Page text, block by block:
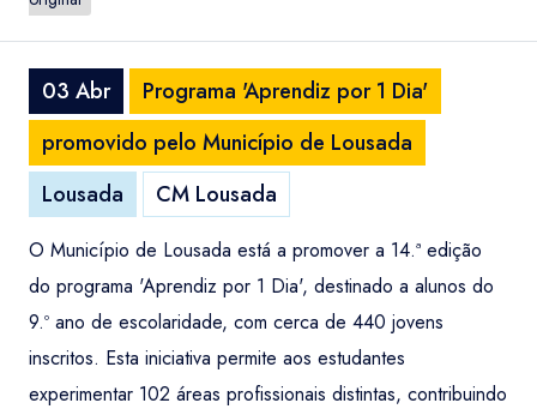
03 Abr
Programa 'Aprendiz por 1 Dia'
promovido pelo Município de Lousada
Lousada
CM Lousada
O Município de Lousada está a promover a 14.ª edição
do programa 'Aprendiz por 1 Dia', destinado a alunos do
9.º ano de escolaridade, com cerca de 440 jovens
inscritos. Esta iniciativa permite aos estudantes
experimentar 102 áreas profissionais distintas, contribuindo